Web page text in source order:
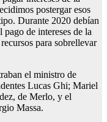
postergar esos
Durante 2020 debían
de intereses de la
para sobrellevar
el ministro de
Lucas Ghi; Mariel
de Merlo, y el
Massa.